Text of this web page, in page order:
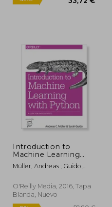
5%
dcto.
Introduction to
Machine Learning
with Python: A Guide
for Data Scientists (en
Müller, Andreas ; Guido,
O'Reilly Media, 2016, Tapa
Blanda, Nuevo